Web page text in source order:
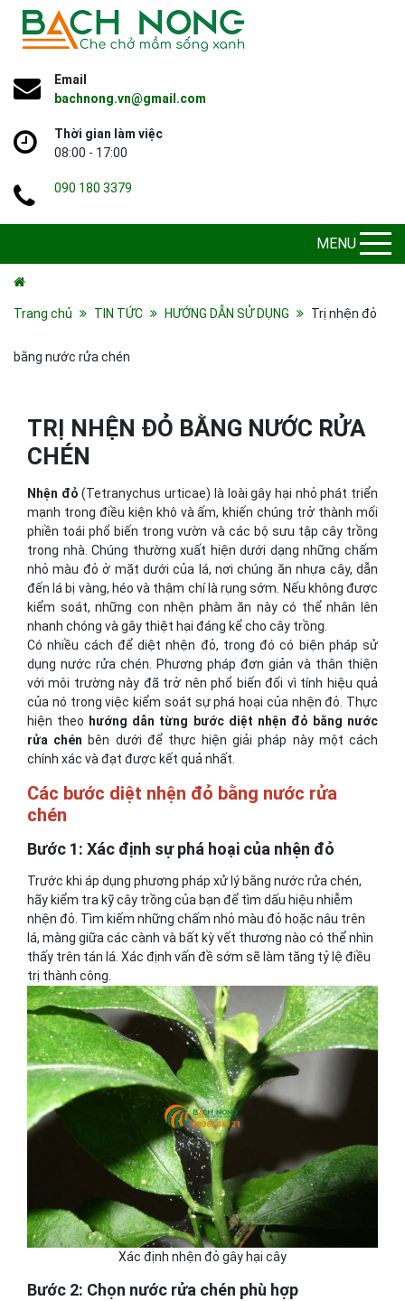
Email
bachnong.vn@gmail.com
Thời gian làm việc
08:00 - 17:00
090 180 3379
MENU
Trang chủ TIN TỨC HƯỚNG DẪN SỬ DỤNG Trị nhện đỏ
bằng nước rửa chén
TRỊ NHỆN ĐỎ BẰNG NƯỚC RỬA
CHÉN
Nhện đỏ (Tetranychus urticae) là loài gây hại nhỏ phát triển
mạnh trong điều kiện khô và ấm, khiến chúng trở thành mối
phiền toái phổ biến trong vườn và các bộ sưu tập cây trồng
trong nhà. Chúng thường xuất hiện dưới dạng những chấm
nhỏ màu đỏ ở mặt dưới của lá, nơi chúng ăn nhựa cây, dẫn
đến lá bị vàng, héo và thậm chí là rụng sớm. Nếu không được
kiểm soát, những con nhện phàm ăn này có thể nhân lên
nhanh chóng và gây thiệt hại đáng kể cho cây trồng.
Có nhiều cách để diệt nhện đỏ, trong đó có biện pháp sử
dụng nước rửa chén. Phương pháp đơn giản và thân thiện
với môi trường này đã trở nên phổ biến đối vì tính hiệu quả
của nó trong việc kiểm soát sự phá hoại của nhện đỏ. Thực
hiện theo hướng dẫn từng bước diệt nhện đỏ bằng nước
rửa chén bên dưới để thực hiện giải pháp này một cách
chính xác và đạt được kết quả nhất.
Các bước diệt nhện đỏ bằng nước rửa
chén
Bước 1: Xác định sự phá hoại của nhện đỏ
Trước khi áp dụng phương pháp xử lý bằng nước rửa chén,
hãy kiểm tra kỹ cây trồng của bạn để tìm dấu hiệu nhiễm
nhện đỏ. Tìm kiếm những chấm nhỏ màu đỏ hoặc nâu trên
lá, màng giữa các cành và bất kỳ vết thương nào có thể nhìn
thấy trên tán lá. Xác định vấn đề sớm sẽ làm tăng tỷ lệ điều
trị thành công.
Xác định nhện đỏ gây hại cây
Bước 2: Chọn nước rửa chén phù hợp